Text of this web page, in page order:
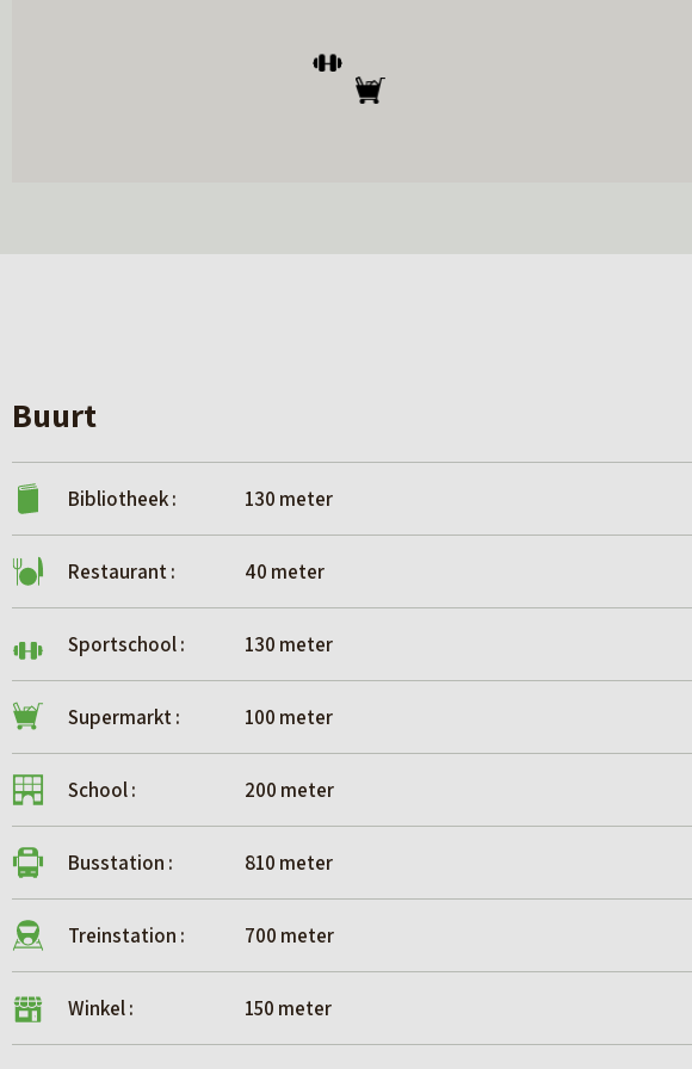
Buurt
Bibliotheek : 130 meter
Restaurant : 40 meter
Sportschool : 130 meter
Supermarkt : 100 meter
School : 200 meter
Busstation : 810 meter
Treinstation : 700 meter
Winkel : 150 meter